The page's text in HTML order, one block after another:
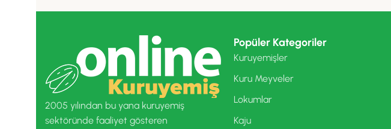
2005 yılından bu yana kuruyemiş
sektöründe faaliyet gösteren
Popüler Kategoriler
Kuruyemişler
Kuru Meyveler
Lokumlar
Kaju